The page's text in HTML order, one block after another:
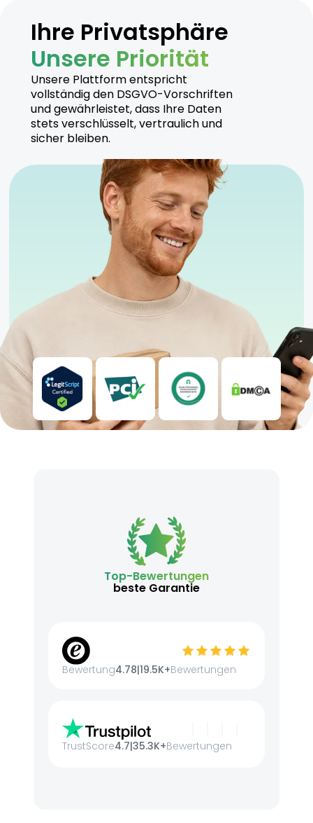
Ihre Privatsphäre
Unsere Priorität
Unsere Plattform entspricht
vollständig den DSGVO-Vorschriften
und gewährleistet, dass Ihre Daten
stets verschlüsselt, vertraulich und
sicher bleiben.
Top-Bewertungen
beste Garantie
Bewertung4.78|19.5K+Bewertungen
TrustScore4.7|35.3K+Bewertungen